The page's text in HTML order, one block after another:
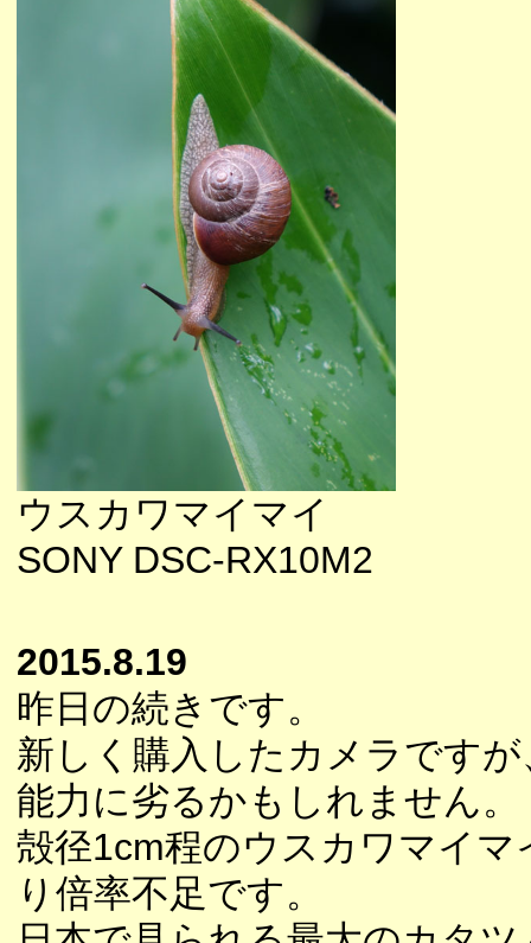
ウスカワマイマイ
SONY DSC-RX10M2
2015.8.19
昨日の続きです。
新しく購入したカメラです
能力に劣るかもしれません。
殻径1cm程のウスカワマイ
り倍率不足です。